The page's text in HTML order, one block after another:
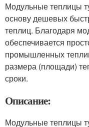
Модульные теплицы
основу дешевых
теплиц. Благодаря
обеспечивается
промышленных
размера (площади)
сроки.
Описание:
Модульные теплицы